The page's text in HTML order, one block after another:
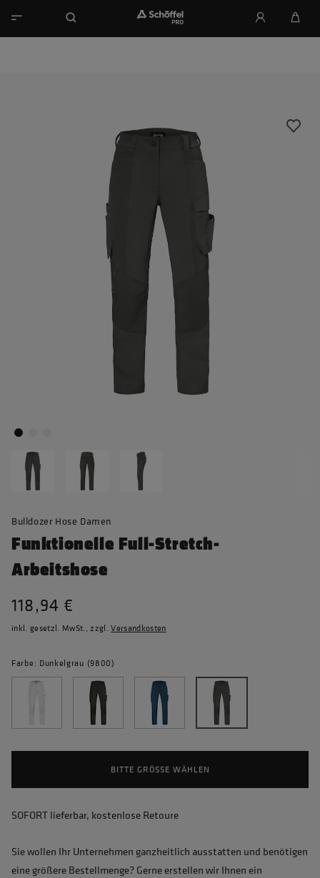
Bulldozer Hose Damen
Funktionelle Full-Stretch-
Arbeitshose
118,94 €
inkl. gesetzl. MwSt., zzgl.Versandkosten
Farbe: Dunkelgrau (9800)
BITTE GRÖSSE WÄHLEN
SOFORT lieferbar, kostenlose Retoure
Sie wollen Ihr Unternehmen ganzheitlich ausstatten und benötigen
eine größere Bestellmenge? Gerne erstellen wir Ihnen ein